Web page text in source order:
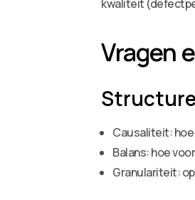
kwaliteit
Vragen
Causaliteit:
Balans: hoe
Granulariteit: